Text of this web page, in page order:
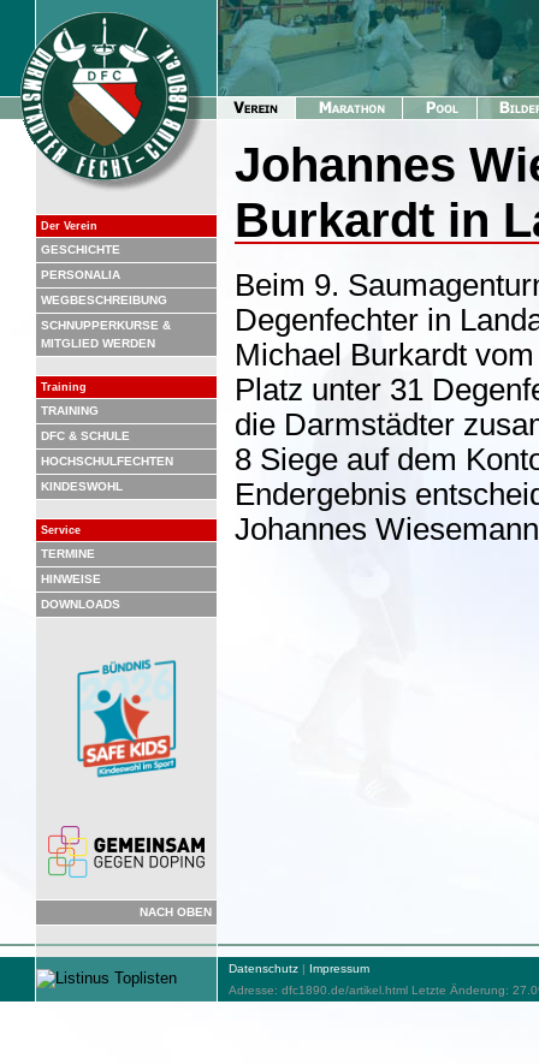
Der Verein
GESCHICHTE
PERSONALIA
WEGBESCHREIBUNG
SCHNUPPERKURSE &
MITGLIED WERDEN
Training
TRAINING
DFC & SCHULE
HOCHSCHULFECHTEN
KINDESWOHL
Service
TERMINE
HINWEISE
DOWNLOADS
Johannes
Burkardt in
Beim 9.
Degenfechter in
Michael Burkardt
Platz unter 31
die Darmstädter
8 Siege auf dem
Endergebnis
Johannes
NACH OBEN
Datenschutz | Impressum
Adresse: dfc1890.de/artikel.html Letzte Änderung: